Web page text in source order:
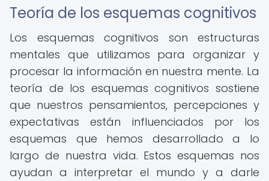
Teoría de los esquemas cognitivos
Los esquemas cognitivos son estructuras
mentales que utilizamos para organizar y
procesar la información en nuestra mente. La
teoría de los esquemas cognitivos sostiene
que nuestros pensamientos, percepciones y
expectativas están influenciados por los
esquemas que hemos desarrollado a lo
largo de nuestra vida. Estos esquemas nos
ayudan a interpretar el mundo y a darle